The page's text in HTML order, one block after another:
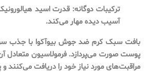
ترکیبات دوگانه: قدرت اسید
آسیب دیده مهار می‌کند.
بافت سبک کرم ضد جوش بیوآکوا با جذب
پوست صورت می‌پردازد. فرمولاسیون
مراقبت‌های مورد نیاز خود را دریافت